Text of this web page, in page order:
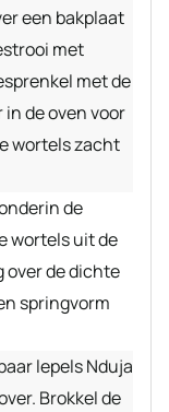
een bakplaat
met
met de
de oven voor
wortels zacht
de
wortels uit de
over de dichte
springvorm
lepels Nduja
Brokkel de